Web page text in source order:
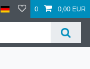
0 0,00 EUR